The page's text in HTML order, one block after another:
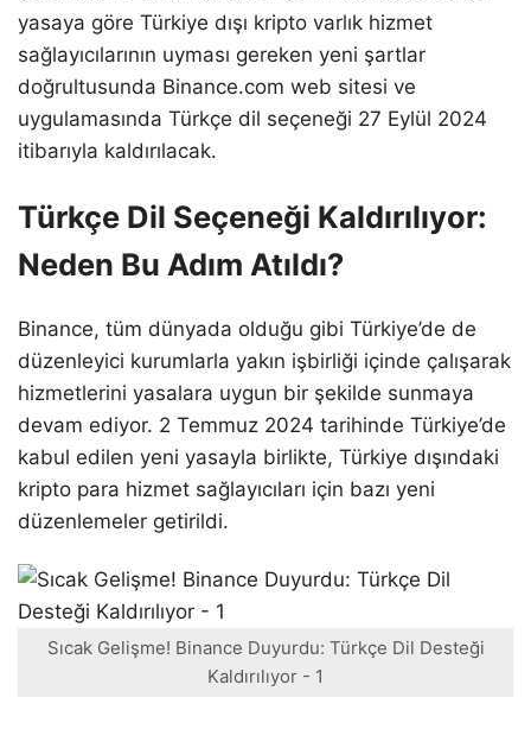
yasaya göre Türkiye dışı kripto varlık hizmet
sağlayıcılarının uyması gereken yeni şartlar
doğrultusunda Binance.com web sitesi ve
uygulamasında Türkçe dil seçeneği 27 Eylül 2024
itibarıyla kaldırılacak.
Türkçe Dil Seçeneği Kaldırılıyor:
Neden Bu Adım Atıldı?
Binance, tüm dünyada olduğu gibi Türkiye’de de
düzenleyici kurumlarla yakın işbirliği içinde çalışarak
hizmetlerini yasalara uygun bir şekilde sunmaya
devam ediyor. 2 Temmuz 2024 tarihinde Türkiye’de
kabul edilen yeni yasayla birlikte, Türkiye dışındaki
kripto para hizmet sağlayıcıları için bazı yeni
düzenlemeler getirildi.
Sıcak Gelişme! Binance Duyurdu: Türkçe Dil Desteği
Kaldırılıyor - 1